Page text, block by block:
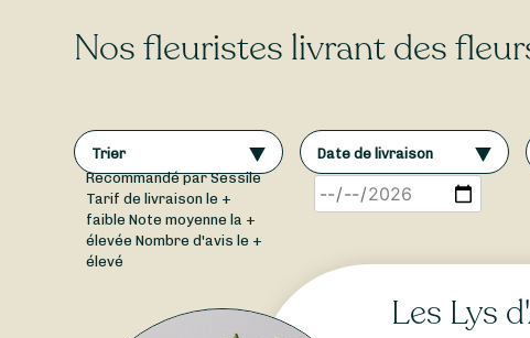
Nos fleuristes livrant des
Trier
Recommandé par Sessile
Tarif de livraison le +
faible Note moyenne la +
élevée Nombre d'avis le +
élevé
Date de livraison
Les Lys